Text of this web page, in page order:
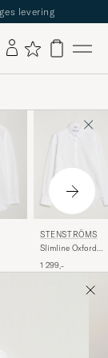
STENSTRÖMS
Slimline Oxford
1 299,-